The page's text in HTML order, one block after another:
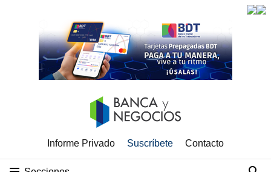
Informe Privado Suscríbete Contacto